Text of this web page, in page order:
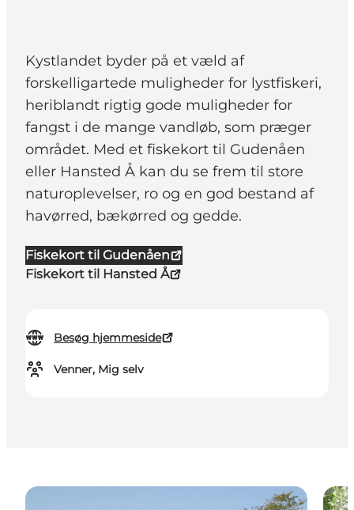
Kystlandet byder på et væld af
forskelligartede muligheder for lystfiskeri,
heriblandt rigtig gode muligheder for
fangst i de mange vandløb, som præger
området. Med et fiskekort til Gudenåen
eller Hansted Å kan du se frem til store
naturoplevelser, ro og en god bestand af
havørred, bækørred og gedde.
Fiskekort til Gudenåen
Fiskekort til Hansted Å
Besøg hjemmeside
Venner, Mig selv